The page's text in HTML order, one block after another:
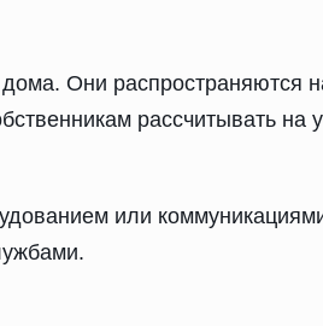
Они распространяются
рассчитывать
или